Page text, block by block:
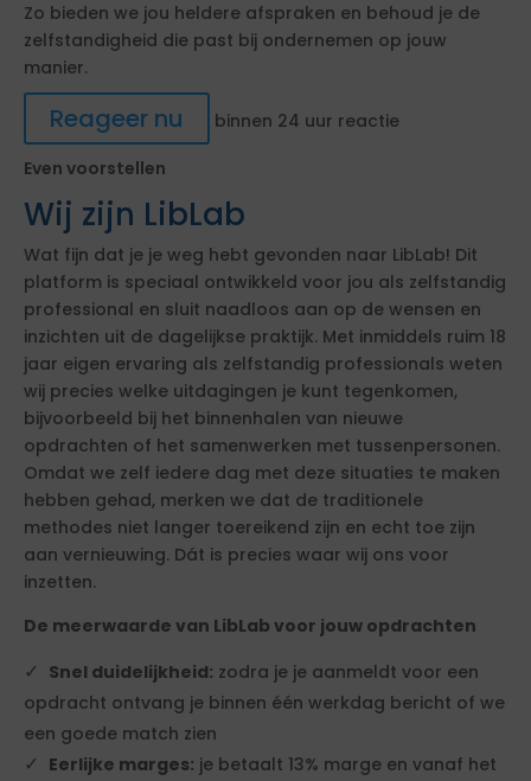
Zo bieden we jou heldere afspraken en behoud je de
zelfstandigheid die past bij ondernemen op jouw
manier.
Reageer nu
binnen 24 uur reactie
Even voorstellen
Wij zijn LibLab
Wat fijn dat je je weg hebt gevonden naar LibLab! Dit
platform is speciaal ontwikkeld voor jou als zelfstandig
professional en sluit naadloos aan op de wensen en
inzichten uit de dagelijkse praktijk. Met inmiddels ruim 18
jaar eigen ervaring als zelfstandig professionals weten
wij precies welke uitdagingen je kunt tegenkomen,
bijvoorbeeld bij het binnenhalen van nieuwe
opdrachten of het samenwerken met tussenpersonen.
Omdat we zelf iedere dag met deze situaties te maken
hebben gehad, merken we dat de traditionele
methodes niet langer toereikend zijn en echt toe zijn
aan vernieuwing. Dát is precies waar wij ons voor
inzetten.
De meerwaarde van LibLab voor jouw opdrachten
Snel duidelijkheid: zodra je je aanmeldt voor een
opdracht ontvang je binnen één werkdag bericht of we
een goede match zien
Eerlijke marges: je betaalt 13% marge en vanaf het